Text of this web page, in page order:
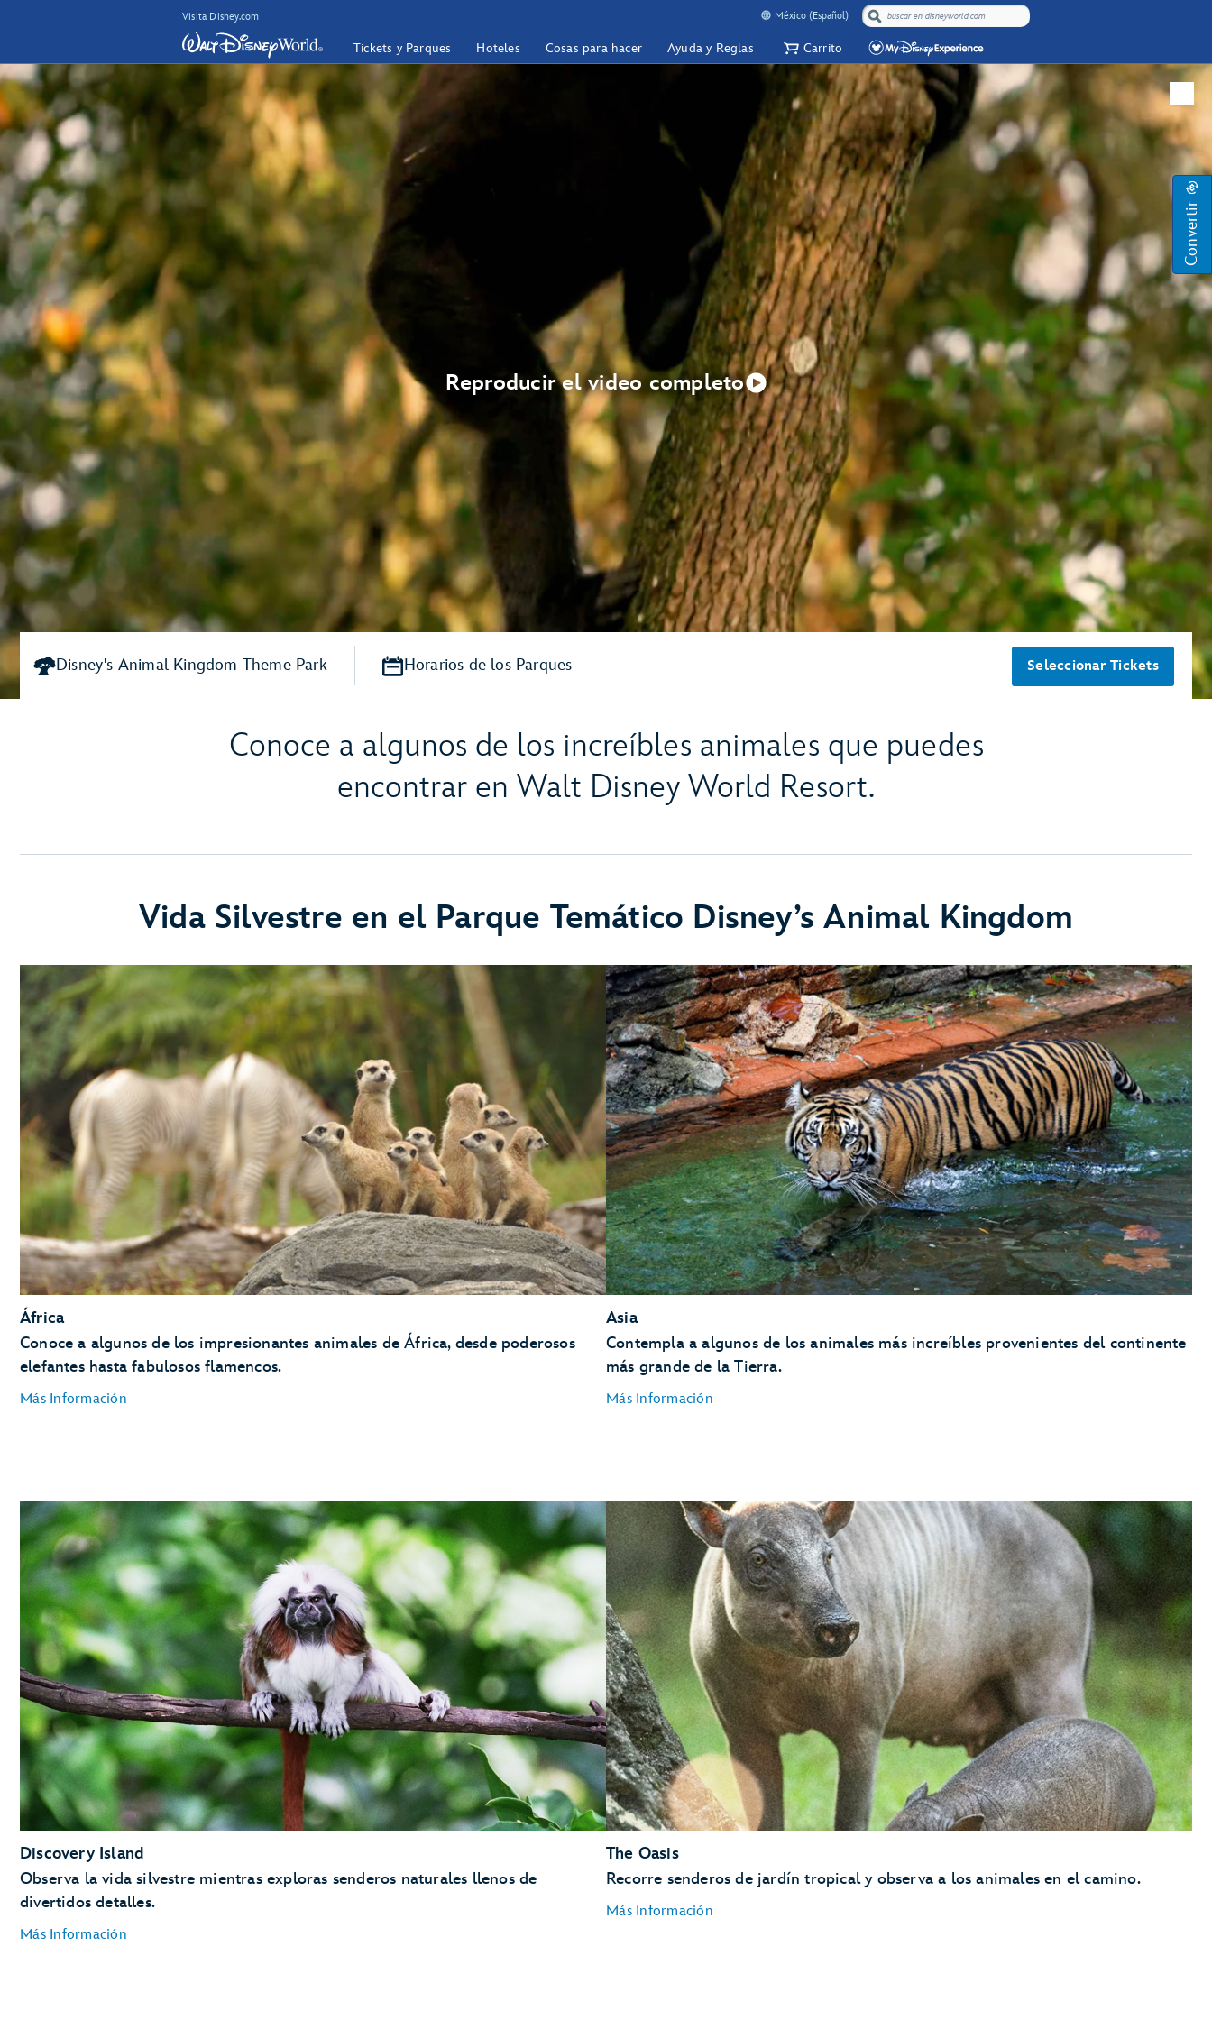
Visita Disney.com México (Español)
Tickets y Parques Hoteles Cosas para hacer Ayuda y Reglas Carrito
Convertir
Reproducir el video completo
Conoce a algunos de los increíbles animales que puedes
encontrar en Walt Disney World Resort.
Disney's Animal Kingdom Theme Park Horarios de los Parques Seleccionar Tickets
Vida Silvestre en el Parque Temático Disney’s Animal Kingdom
África
Conoce a algunos de los impresionantes animales de África, desde poderosos
elefantes hasta fabulosos flamencos.
Más Información
Aves Africanas
Jabalíes Africanos
Bovinos Ankole
Elefantes
Flamencos
Jirafas
Gorilas
Hipopótamos
Leones
Suricatas
Okapi
Rinocerontes
Cebras
Asia
Contempla a algunos de los animales más increíbles provenientes del continente
más grande de la Tierra.
Más Información
Aves Asiáticas
Murciélagos
Gibones
Dragones de Komodo
Tigres
Discovery Island
Observa la vida silvestre mientras exploras senderos naturales llenos de
divertidos detalles.
Más Información
The Oasis
Recorre senderos de jardín tropical y observa a los animales en el camino.
Más Información